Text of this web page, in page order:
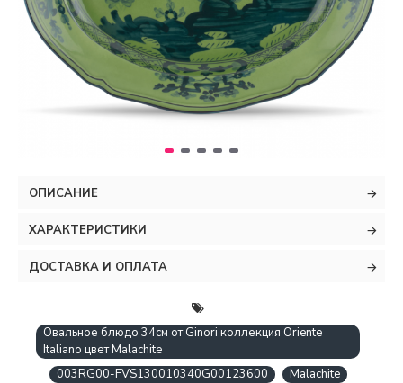
ОПИСАНИЕ
ХАРАКТЕРИСТИКИ
ДОСТАВКА И ОПЛАТА
Овальное блюдо 34см от Ginori коллекция Oriente
Italiano цвет Malachite
003RG00-FVS130010340G00123600
Malachite